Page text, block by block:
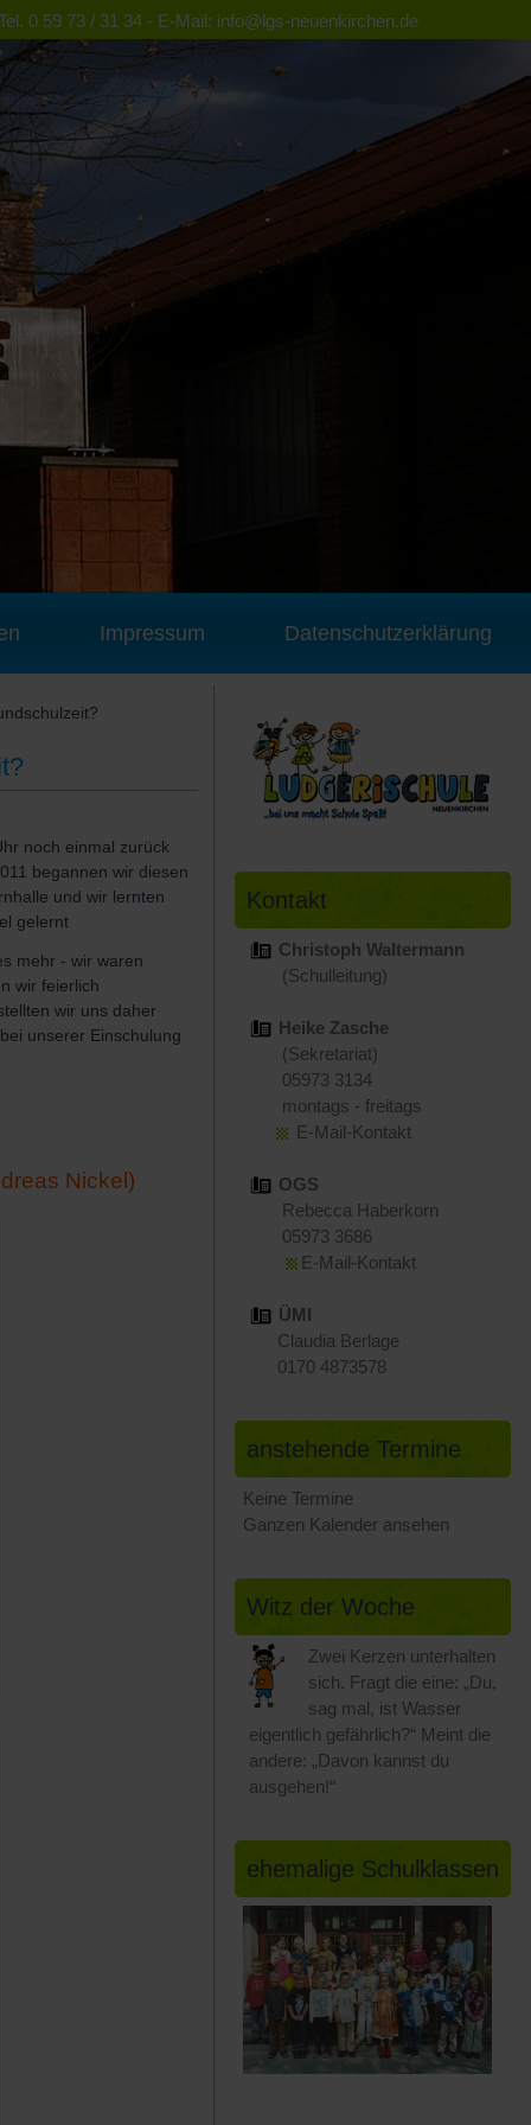
0 59 73 / 31 34 - E-Mail: info@lgs-neuenkirchen.de
Impressum Datenschutzerklärung
noch einmal zurück
begannen wir diesen
und wir lernten
gelernt
mehr - wir waren
wir feierlich
wir uns daher
unserer Einschulung
Nickel)
Kontakt
Christoph Waltermann
(Schulleitung)
Heike Zasche
(Sekretariat)
05973 3134
montags - freitags
E-Mail-Kontakt
OGS
Rebecca Haberkorn
05973 3686
E-Mail-Kontakt
ÜMI
Claudia Berlage
0170 4873578
anstehende Termine
Keine Termine
Ganzen Kalender ansehen
Witz der Woche
Zwei Kerzen unterhalten
sich. Fragt die eine: „Du,
sag mal, ist Wasser
eigentlich gefährlich?“ Meint die
andere: „Davon kannst du
ausgehen!“
ehemalige Schulklassen